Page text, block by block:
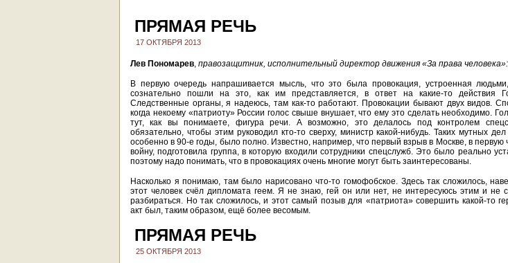
ПРЯМАЯ РЕЧЬ
17 ОКТЯБРЯ 2013
Лев Пономарев, правозащитник, исполнительный директор движения «За права человека»:
В первую очередь напрашивается мысль, что это была провокация, устроенная
сознательно пошли на это, как им представляется, в ответ на какие-то действия
Следственные органы, я надеюсь, там как-то работают. Провокации бывают двух видов.
когда некоему «патриоту» России голос свыше внушает, что ему это сделать необходимо.
тут, как вы понимаете, фигура речи. А возможно, это делалось под контролем
обязательно, чтобы этим руководил кто-то сверху, министр какой-нибудь. Таких мутных
особенно в 90-е годы, было полно. Известно, например, что первый взрыв в Москве, в первую
войну, подготовила группа, в которую входили сотрудники спецслужб. Это было реально
поэтому надо понимать, что в провокациях очень многие могут быть заинтересованы.
Насколько я понимаю, там было нарисовано что-то гомофобское. Здесь так сложилось,
этот человек счёл дипломата геем. Я не знаю, гей он или нет, не интересуюсь этим и не
разбираться. Но так сложилось, и этот самый позыв для «патриота» совершить какой-то
акт был, таким образом, ещё более весомым.
ПРЯМАЯ РЕЧЬ
25 ОКТЯБРЯ 2013